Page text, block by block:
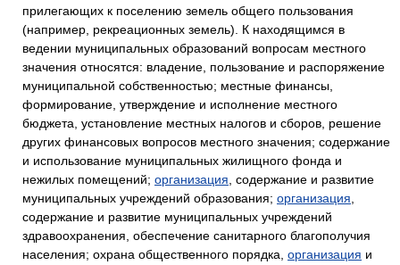
прилегающих к поселению земель общего пользования
(например, рекреационных земель). К находящимся в
ведении муниципальных образований вопросам местного
значения относятся: владение, пользование и распоряжение
муниципальной собственностью; местные финансы,
формирование, утверждение и исполнение местного
бюджета, установление местных налогов и сборов, решение
других финансовых вопросов местного значения; содержание
и использование муниципальных жилищного фонда и
нежилых помещений; организация , содержание и развитие
муниципальных учреждений образования; организация
содержание и развитие муниципальных учреждений
здравоохранения, обеспечение санитарного благополучия
населения; охрана общественного порядка, организация и